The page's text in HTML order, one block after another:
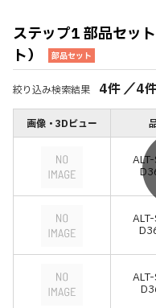
ステップ1 部品セッ
ト）
部品セット
絞り込み検索結果 4件／4
画像・3Dビュー